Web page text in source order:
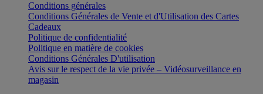
Conditions générales
Conditions Générales de Vente et d'Utilisation des Cartes
Cadeaux
Politique de confidentialité
Politique en matière de cookies
Conditions Générales D'utilisation
Avis sur le respect de la vie privée – Vidéosurveillance en
magasin